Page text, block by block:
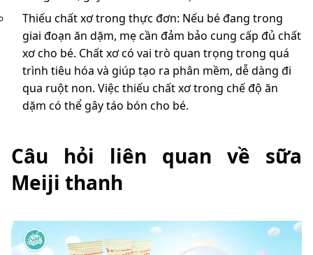
Thiếu chất xơ trong thực đơn: Nếu bé đang trong
giai đoạn ăn dặm, mẹ cần đảm bảo cung cấp đủ chất
xơ cho bé. Chất xơ có vai trò quan trọng trong quá
trình tiêu hóa và giúp tạo ra phân mềm, dễ dàng đi
qua ruột non. Việc thiếu chất xơ trong chế độ ăn
dặm có thể gây táo bón cho bé.
Câu hỏi liên quan về sữa
Meiji thanh